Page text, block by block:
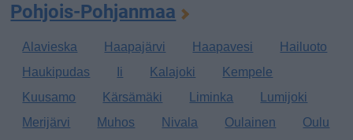
Pohjois-Pohjanmaa
Alavieska Haapajärvi Haapavesi
Hailuoto
Haukipudas
Ii Kalajoki
Kempele
Kuusamo
Kärsämäki Liminka
Lumijoki
Merijärvi
Muhos Nivala Oulainen
Oulu